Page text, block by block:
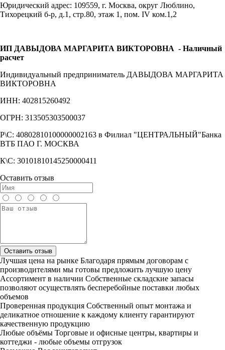
Юридический адрес: 109559, г. Москва, округ Люблино,
Тихорецкий б-р, д.1, стр.80, этаж 1, пом. IV ком.1,2
ИП ДАВЫДОВА МАРГАРИТА ВИКТОРОВНА - Наличный
расчет
Индивидуальный предприниматель ДАВЫДОВА МАРГАРИТА
ВИКТОРОВНА
ИНН: 402815260492
ОГРН: 313505303500037
Р\С: 40802810100000002163 в Филиал "ЦЕНТРАЛЬНЫЙ"Банка
ВТБ ПАО Г. МОСКВА
К\С: 30101810145250000411
Оставить отзыв
Оставить отзыв
Лучшая цена на рынке Благодаря прямым договорам с
производителями мы готовы предложить лучшую цену
Ассортимент в наличии Собственные складские запасы
позволяют осуществлять бесперебойные поставки любых
объемов
Проверенная продукция Собственный опыт монтажа и
деликатное отношение к каждому клиенту гарантируют
качественную продукцию
Любые объёмы Торговые и офисные центры, квартиры и
коттеджи - любые объемы отгрузок